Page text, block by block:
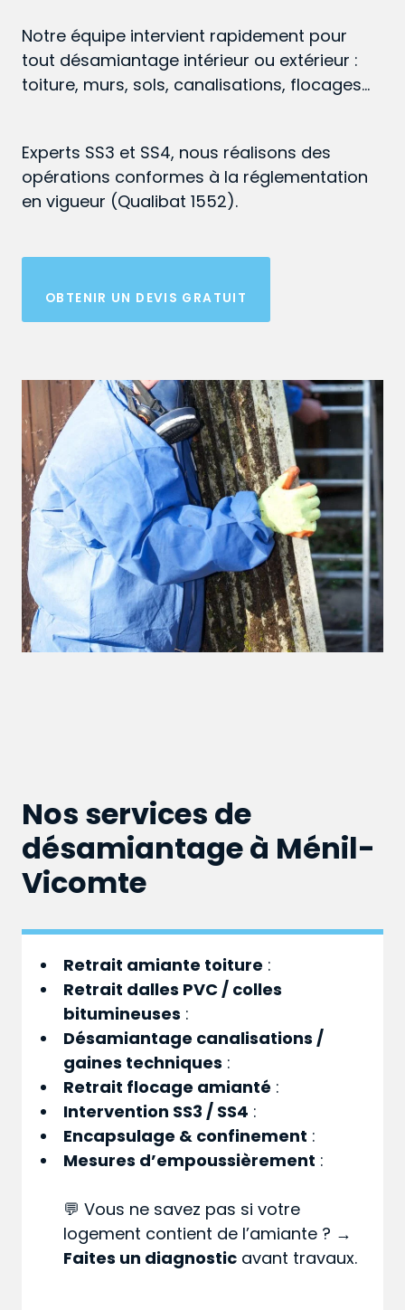
Notre équipe intervient rapidement pour
tout désamiantage intérieur ou extérieur :
toiture, murs, sols, canalisations, flocages…
Experts SS3 et SS4, nous réalisons des
opérations conformes à la réglementation
en vigueur (Qualibat 1552).
OBTENIR UN DEVIS GRATUIT
Nos services de
désamiantage à Ménil-
Vicomte
Retrait amiante toiture :
Retrait dalles PVC / colles
bitumineuses :
Désamiantage canalisations /
gaines techniques :
Retrait flocage amianté :
Intervention SS3 / SS4 :
Encapsulage & confinement :
Mesures d’empoussièrement :
💬 Vous ne savez pas si votre
logement contient de l’amiante ? →
Faites un diagnostic avant travaux.